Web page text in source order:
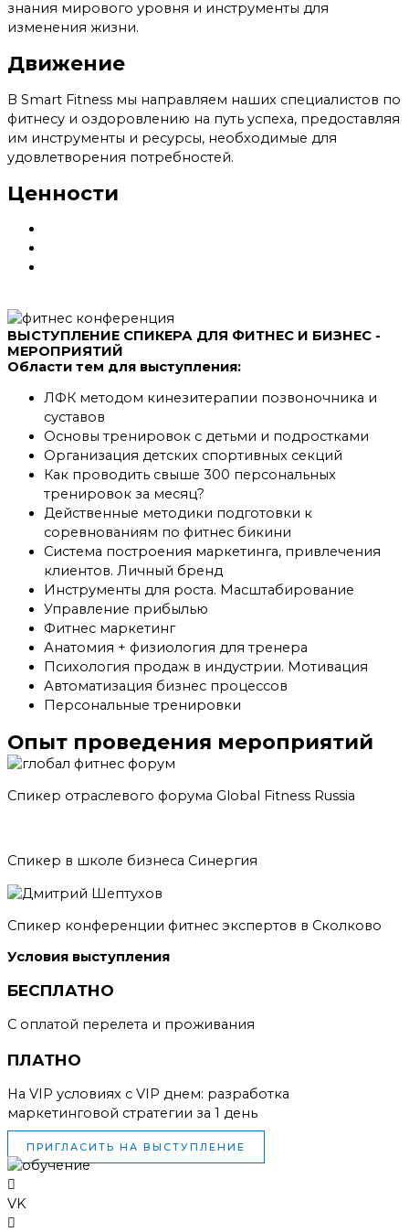
знания мирового уровня и инструменты для
изменения жизни.
Движение
В Smart Fitness мы направляем наших специалистов по
фитнесу и оздоровлению на путь успеха, предоставляя
им инструменты и ресурсы, необходимые для
удовлетворения потребностей.
Ценности
ВЫСТУПЛЕНИЕ СПИКЕРА ДЛЯ ФИТНЕС И БИЗНЕС -
МЕРОПРИЯТИЙ
Области тем для выступления:
ЛФК методом кинезитерапии позвоночника и
суставов
Основы тренировок с детьми и подростками
Организация детских спортивных секций
Как проводить свыше 300 персональных
тренировок за месяц?
Действенные методики подготовки к
соревнованиям по фитнес бикини
Система построения маркетинга, привлечения
клиентов. Личный бренд
Инструменты для роста. Масштабирование
Управление прибылью
Фитнес маркетинг
Анатомия + физиология для тренера
Психология продаж в индустрии. Мотивация
Автоматизация бизнес процессов
Персональные тренировки
Опыт проведения мероприятий
Спикер отраслевого форума Global Fitness Russia
Спикер в школе бизнеса Синергия
Спикер конференции фитнес экспертов в Сколково
Условия выступления
БЕСПЛАТНО
С оплатой перелета и проживания
ПЛАТНО
На VIP условиях с VIP днем: разработка
маркетинговой стратегии за 1 день
ПРИГЛАСИТЬ НА ВЫСТУПЛЕНИЕ
VK